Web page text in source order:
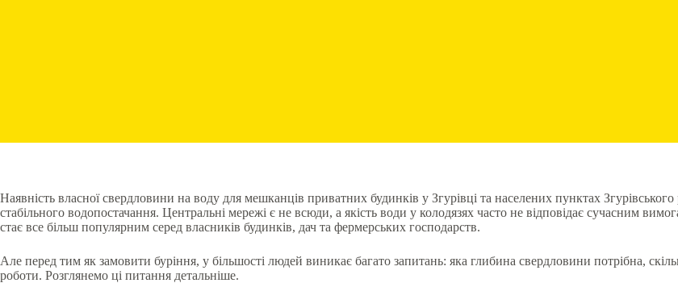
Наявність власної свердловини на воду для мешканців приватних будинків у Згурівці та населених пунктах
стабільного водопостачання. Центральні мережі є не всюди, а якість води у колодязях часто не відповідає сучасним
стає все більш популярним серед власників будинків, дач та фермерських господарств.
Але перед тим як замовити буріння, у більшості людей виникає багато запитань: яка глибина свердловини потрібна,
роботи. Розглянемо ці питання детальніше.